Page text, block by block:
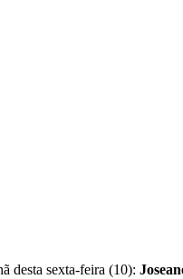
desta sexta-feira (10):